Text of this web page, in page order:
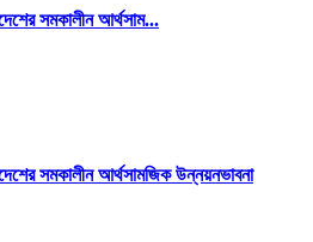
সমকালীন আর্থসাম...
সমকালীন আর্থসামজিক উন্নয়নভাবনা